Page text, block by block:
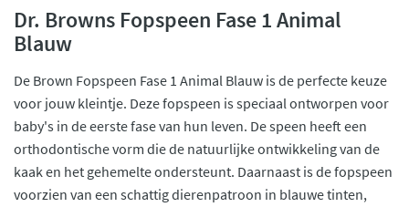
Dr. Browns Fopspeen Fase 1 Animal
Blauw
De Brown Fopspeen Fase 1 Animal Blauw is de perfecte keuze
voor jouw kleintje. Deze fopspeen is speciaal ontworpen voor
baby's in de eerste fase van hun leven. De speen heeft een
orthodontische vorm die de natuurlijke ontwikkeling van de
kaak en het gehemelte ondersteunt. Daarnaast is de fopspeen
voorzien van een schattig dierenpatroon in blauwe tinten,